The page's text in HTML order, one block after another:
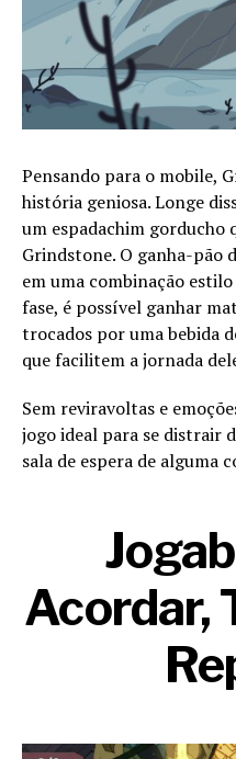
Pensando para o mobile,
história geniosa. Longe
um espadachim gorducho
Grindstone. O ganha-pão
em uma combinação
fase, é possível ganhar
trocados por uma bebida
que facilitem a jornada
Sem reviravoltas e
jogo ideal para se distrair
sala de espera de alguma
Acordar,